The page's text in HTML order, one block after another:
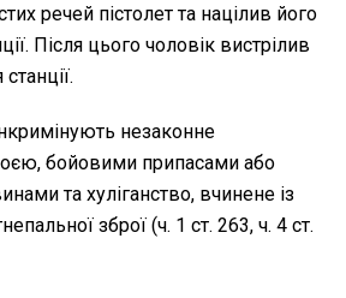
речей пістолет та націлив його
Після цього чоловік вистрілив
незаконне
бойовими припасами або
та хуліганство, вчинене із
зброї (ч. 1 ст. 263, ч. 4 ст.